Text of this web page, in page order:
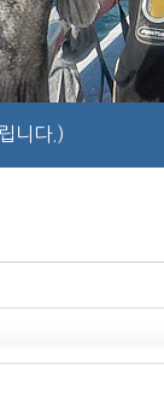
니다.)